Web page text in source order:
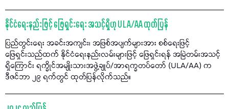
နိုင်ငံရေးနည်းဖြင့် ဖြေရှင်းရေး အသင့်ရှိဟု ULA/AA ထုတ်ပြန်
ပြည်တွင်းရေး အခင်းအကျင်း၊ အဖြစ်အပျက်များအား စစ်ရေးဖြင့်
ဖြေရှင်းသည်ထက် နိုင်ငံရေးနည်းလမ်းများဖြင့် ဖြေရှင်းရန် အမြဲတမ်းအသင့်
ရှိကြောင်း ရက္ခိုင်အမျိုးသားအဖွဲ့ချုပ်/အာရက္ခတပ်တော် (ULA/AA) က
ဒီဇင်ဘာ ၂၉ ရက်တွင် ထုတ်ပြန်လိုက်သည်။